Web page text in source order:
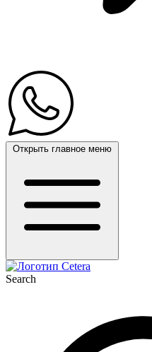
Открыть главное меню
Search